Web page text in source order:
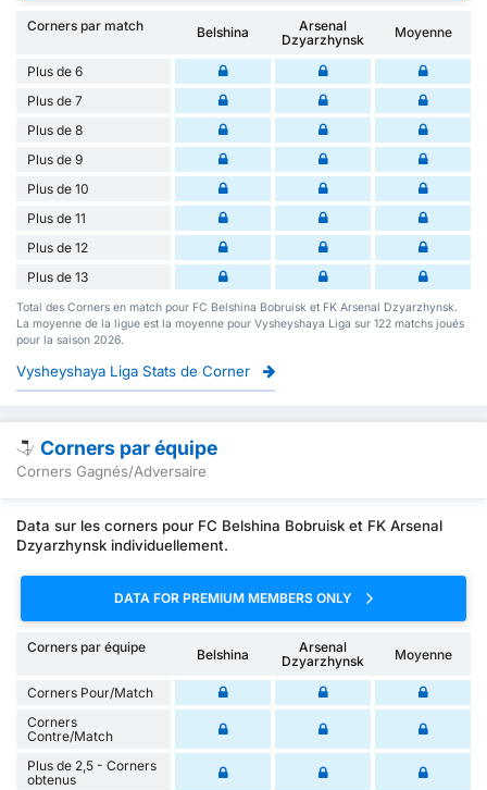
Corners par match Belshina
Arsenal
Dzyarzhynsk
Moyenne
Plus de 6
Plus de 7
Plus de 8
Plus de 9
Plus de 10
Plus de 11
Plus de 12
Plus de 13
Total des Corners en match pour FC Belshina Bobruisk et FK Arsenal Dzyarzhynsk.
La moyenne de la ligue est la moyenne pour Vysheyshaya Liga sur 122 matchs joués
pour la saison 2026.
Vysheyshaya Liga Stats de Corner
Corners par équipe
Corners Gagnés/Adversaire
Data sur les corners pour FC Belshina Bobruisk et FK Arsenal
Dzyarzhynsk individuellement.
DATA FOR PREMIUM MEMBERS ONLY
Corners par équipe Belshina
Arsenal
Dzyarzhynsk
Moyenne
Corners Pour/Match
Corners
Contre/Match
Plus de 2,5 - Corners
obtenus